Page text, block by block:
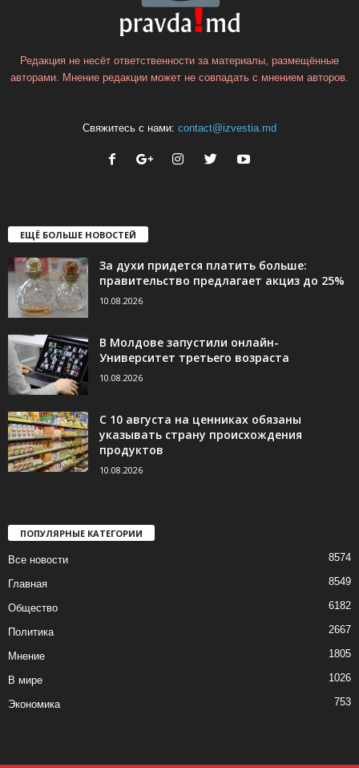
Редакция не несёт ответственности за материалы, размещённые
авторами. Мнение редакции может не совпадать с мнением авторов.
Свяжитесь с нами: contact@izvestia.md
ЕЩЁ БОЛЬШЕ НОВОСТЕЙ
За духи придется платить больше:
правительство предлагает акциз до 25%
10.08.2026
В Молдове запустили онлайн-
Университет третьего возраста
10.08.2026
С 10 августа на ценниках обязаны
указывать страну происхождения
продуктов
10.08.2026
ПОПУЛЯРНЫЕ КАТЕГОРИИ
Все новости 8574
Главная 8549
Общество 6182
Политика 2667
Мнение 1805
В мире 1026
Экономика 753